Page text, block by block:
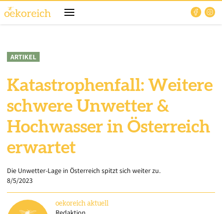
ARTIKEL
Katastrophenfall: Weitere
schwere Unwetter &
Hochwasser in Österreich
erwartet
Die Unwetter-Lage in Österreich spitzt sich weiter zu.
8/5/2023
oekoreich aktuell